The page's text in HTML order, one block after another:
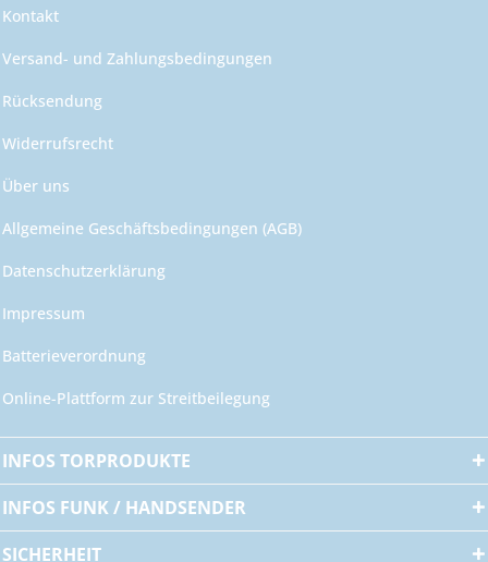
Kontakt
Versand- und Zahlungsbedingungen
Rücksendung
Widerrufsrecht
Über uns
Allgemeine Geschäftsbedingungen (AGB)
Datenschutzerklärung
Impressum
Batterieverordnung
Online-Plattform zur Streitbeilegung
INFOS TORPRODUKTE
INFOS FUNK / HANDSENDER
SICHERHEIT